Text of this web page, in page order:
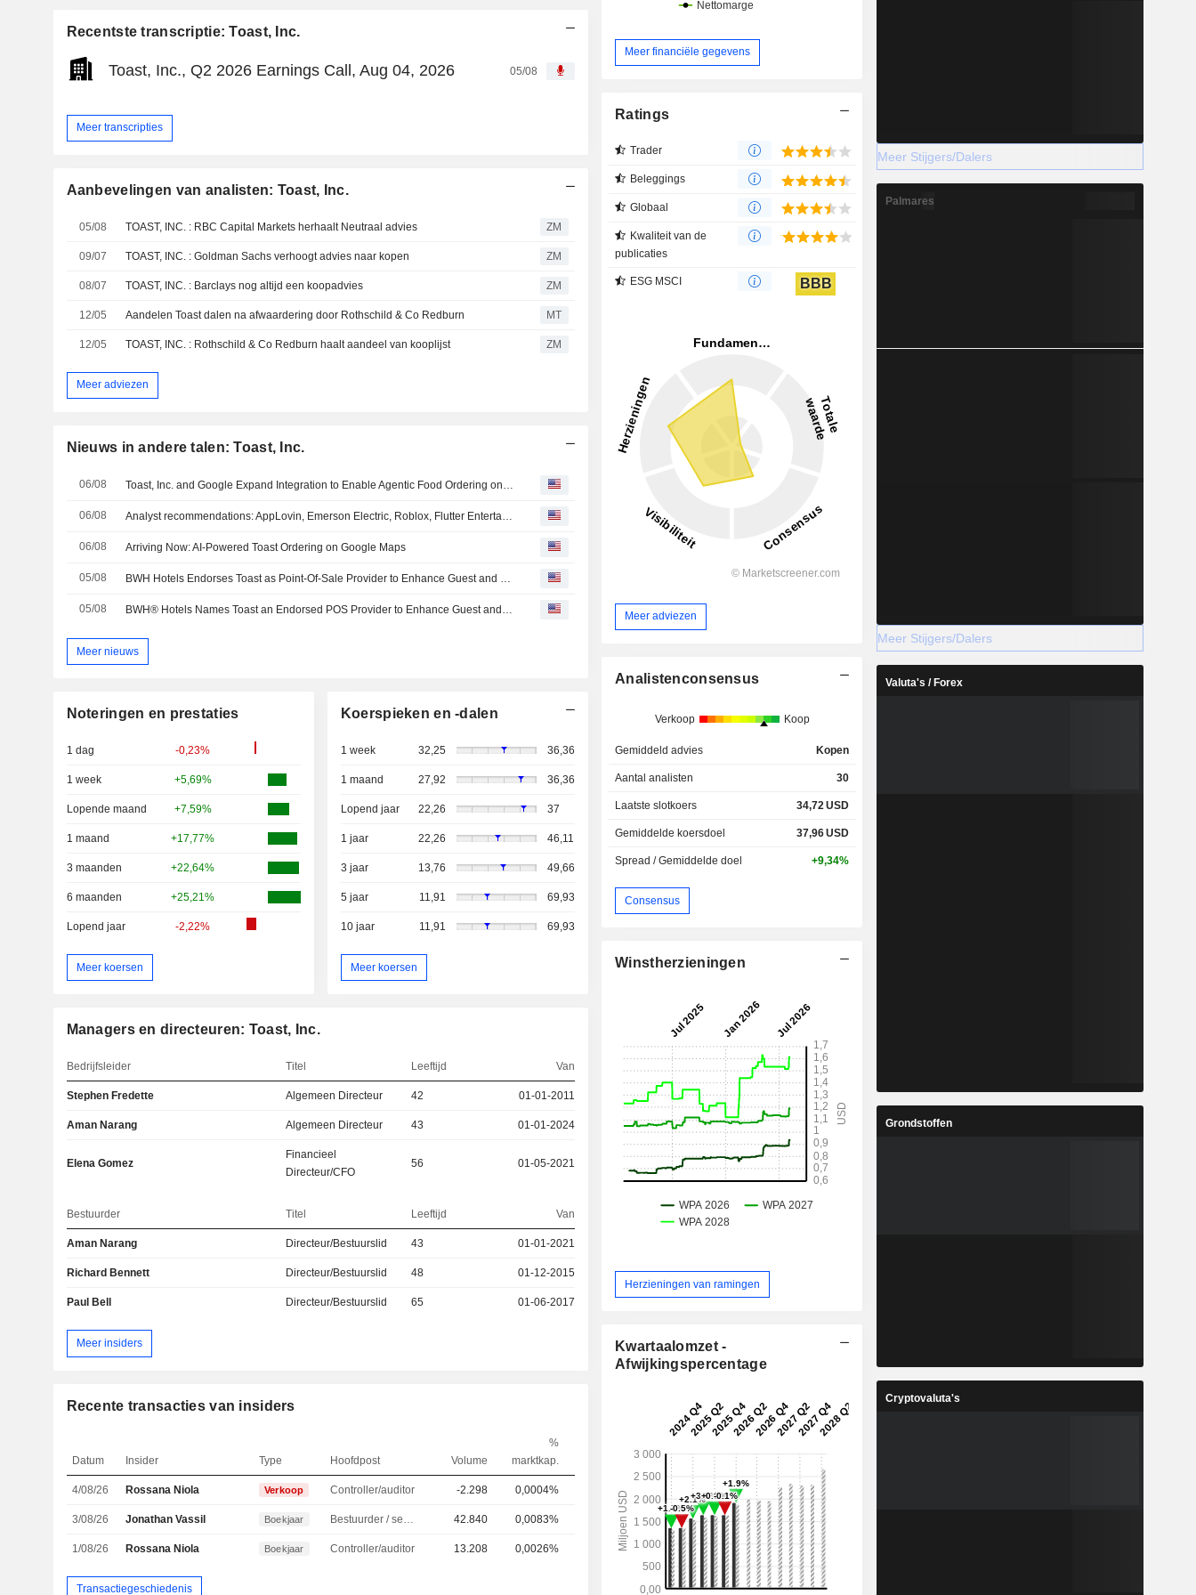
Recentste transcriptie: Toast, Inc.
Toast, Inc., Q2 2026 Earnings Call, Aug 04, 2026 05/08
Meer transcripties
Aanbevelingen van analisten: Toast, Inc.
05/08 TOAST, INC. : RBC Capital Markets herhaalt Neutraal advies ZM
09/07 TOAST, INC. : Goldman Sachs verhoogt advies naar kopen ZM
08/07 TOAST, INC. : Barclays nog altijd een koopadvies ZM
12/05 Aandelen Toast dalen na afwaardering door Rothschild & Co Redburn MT
12/05 TOAST, INC. : Rothschild & Co Redburn haalt aandeel van kooplijst ZM
Meer adviezen
Nieuws in andere talen: Toast, Inc.
06/08 Toast, Inc. and Google Expand Integration to Enable Agentic Food Ordering on Google Maps
06/08 Analyst recommendations: AppLovin, Emerson Electric, Roblox, Flutter Entertainment, HubSpot...
06/08 Arriving Now: AI-Powered Toast Ordering on Google Maps
05/08 BWH Hotels Endorses Toast as Point-Of-Sale Provider to Enhance Guest and Hotel Experiences Across North America
05/08 BWH® Hotels Names Toast an Endorsed POS Provider to Enhance Guest and Hotel Experiences Across North America
Meer nieuws
Noteringen en prestaties
1 dag -0,23%
1 week +5,69%
Lopende maand +7,59%
1 maand +17,77%
3 maanden +22,64%
6 maanden +25,21%
Lopend jaar -2,22%
Meer koersen
Koerspieken en -dalen
1 week 32,25 36,36
1 maand 27,92 36,36
Lopend jaar 22,26 37
1 jaar 22,26 46,11
3 jaar 13,76 49,66
5 jaar 11,91 69,93
10 jaar 11,91 69,93
Meer koersen
Managers en directeuren: Toast, Inc.
Bedrijfsleider Titel Leeftijd Van
Stephen Fredette Algemeen Directeur 42 01-01-2011
Aman Narang Algemeen Directeur 43 01-01-2024
Elena Gomez
Financieel
Directeur/CFO
56 01-05-2021
Bestuurder Titel Leeftijd Van
Aman Narang Directeur/Bestuurslid 43 01-01-2021
Richard Bennett Directeur/Bestuurslid 48 01-12-2015
Paul Bell Directeur/Bestuurslid 65 01-06-2017
Meer insiders
Recente transacties van insiders
Datum Insider Type Hoofdpost Volume
%
marktkap.
4/08/26 Rossana Niola Verkoop Controller/auditor -2.298 0,0004%
3/08/26 Jonathan Vassil Boekjaar 42.840 0,0083%
1/08/26 Rossana Niola Boekjaar Controller/auditor 13.208 0,0026%
Transactiegeschiedenis
Meer financiële gegevens
Ratings
Trader
Beleggings
Globaal
Kwaliteit van de
publicaties
ESG MSCI BBB
Meer adviezen
Analistenconsensus
Verkoop Koop
Gemiddeld advies Kopen
Aantal analisten 30
Laatste slotkoers 34,72USD
Gemiddelde koersdoel 37,96USD
Spread / Gemiddelde doel +9,34%
Consensus
Winstherzieningen
Herzieningen van ramingen
Kwartaalomzet -
Afwijkingspercentage
Meer Stijgers/Dalers
Palmares
Meer Stijgers/Dalers
Valuta's / Forex
Grondstoffen
Cryptovaluta's